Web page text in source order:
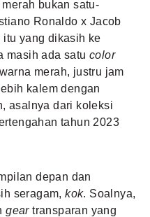
bukan satu-
Ronaldo x Jacob
itu yang dikasih ke
masih ada satu color
merah, justru jam
kalem dengan
asalnya dari koleksi
tahun 2023
depan dan
seragam,kok. Soalnya,
geartransparan yang